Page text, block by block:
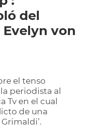
del
von
el tenso
periodista al
Tv en el cual
de una